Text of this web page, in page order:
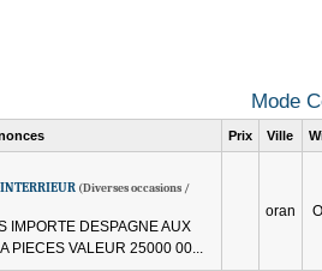
Mode
Prix Ville
(Diverses occasions /
IMPORTE DESPAGNE AUX
PIECES VALEUR 25000 00...
oran